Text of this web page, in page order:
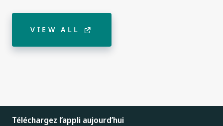
VIEW ALL
Téléchargez l’appli aujourd’hui